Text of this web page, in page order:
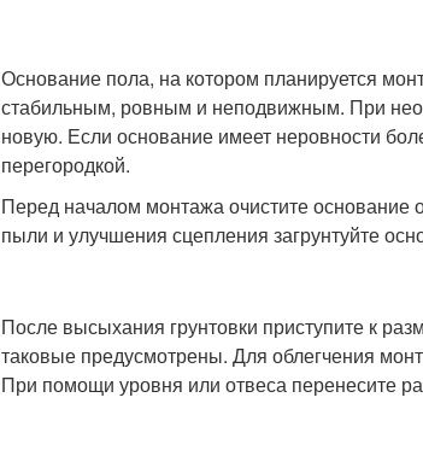
Основание пола, на котором планируется
стабильным, ровным и неподвижным. При
новую. Если основание имеет неровности
перегородкой.
Перед началом монтажа очистите основание
пыли и улучшения сцепления загрунтуйте
После высыхания грунтовки приступите к
таковые предусмотрены. Для облегчения
При помощи уровня или отвеса перенесите